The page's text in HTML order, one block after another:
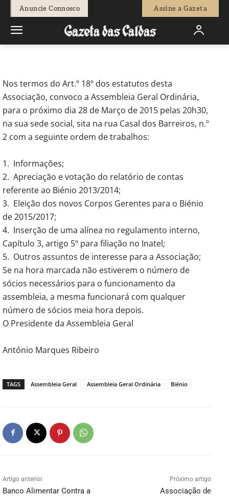
Anuncie Connosco Assine a Gazeta
Redação - 13 de Março, 2015 0
Nos termos do Art.º 18º dos estatutos desta
Associação, convoco a Assembleia Geral Ordinária,
para o próximo dia 28 de Março de 2015 pelas 20h30,
na sua sede social, sita na rua Casal dos Barreiros, n.º
2 com a seguinte ordem de trabalhos:
1. Informações;
2. Apreciação e votação do relatório de contas
referente ao Biénio 2013/2014;
3. Eleição dos novos Corpos Gerentes para o Biénio
de 2015/2017;
4. Inserção de uma alínea no regulamento interno,
Capítulo 3, artigo 5º para filiação no Inatel;
5. Outros assuntos de interesse para a Associação;
Se na hora marcada não estiverem o número de
sócios necessários para o funcionamento da
assembleia, a mesma funcionará com qualquer
número de sócios meia hora depois.
O Presidente da Assembleia Geral
António Marques Ribeiro
TAGS Assembleia Geral Assembleia Geral Ordinária Biénio
Artigo anterior
Banco Alimentar Contra a
Próximo artigo
Associação de